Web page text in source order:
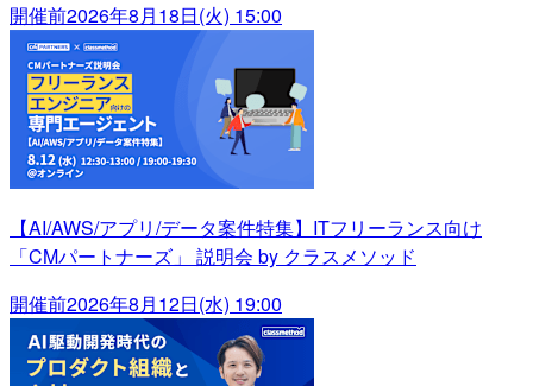
開催前2026年8月18日(火) 15:00
【AI/AWS/アプリ/データ案件特集】ITフリーランス向け
「CMパートナーズ」 説明会 by クラスメソッド
開催前2026年8月12日(水) 19:00